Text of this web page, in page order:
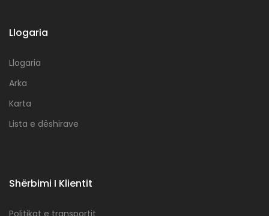
Llogaria
Llogaria
Arka
Karta
Lista e dëshirave
Shërbimi I Klientit
Politikat e transportit